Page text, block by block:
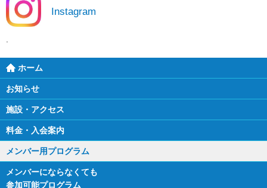
Instagram
ホーム
お知らせ
施設・アクセス
料金・入会案内
メンバー用プログラム
メンバーにならなくても
参加可能プログラム